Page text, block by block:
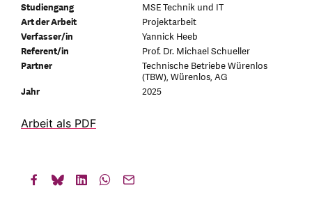
Studiengang
MSE Technik und IT
Art der Arbeit
Projektarbeit
Verfasser/in
Yannick Heeb
Referent/in
Prof. Dr. Michael Schueller
Partner
Technische Betriebe Würenlos
(TBW), Würenlos, AG
Jahr
2025
Arbeit als PDF